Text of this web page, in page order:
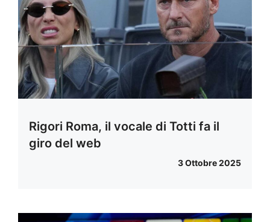
Rigori Roma, il vocale di Totti fa il
giro del web
3 Ottobre 2025